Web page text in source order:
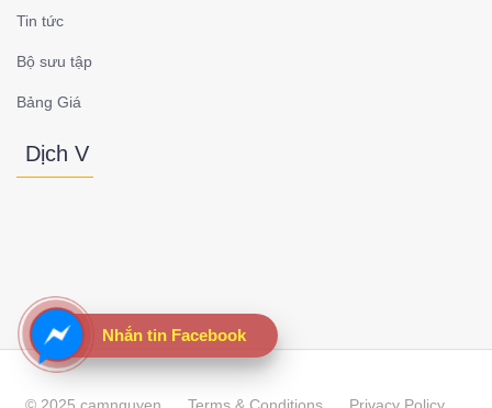
Tin tức
Bộ sưu tập
Bảng Giá
Dịch V
© 2025 camnguyen Terms & Conditions Privacy Policy
Nhắn tin Facebook